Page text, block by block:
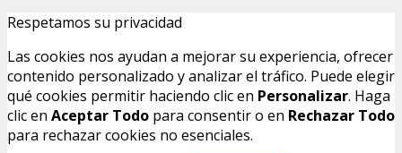
Respetamos su privacidad
Las cookies nos ayudan a mejorar su experiencia, ofrecer
contenido personalizado y analizar el tráfico. Puede elegir
qué cookies permitir haciendo clic en Personalizar. Haga
clic en Aceptar Todo para consentir o en Rechazar Todo
para rechazar cookies no esenciales.